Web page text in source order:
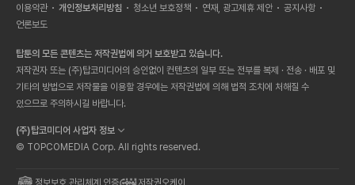
이용약관 개인정보처리방침 청소년 보호정책 연재, 광고제휴 제안
공지사항
언론보도
탑툰의 모든 콘텐츠는 저작권법에 의거 보호받고 있습니다.
저작권자 또는 (주)탑코미디어의 승인없이 컨텐츠의 일부 또는 전부를 복제 · 전송 · 배포 및
기타의 방법으로 저작물을 이용할 경우에는 저작권법에 의해 법적 조치에 처해질 수
있으므로 주의하시길 바랍니다.
(주)탑코미디어 사업자 정보
© TOPCOMEDIA Corp. All rights reserved.
정보보호 관리체계 인증 저작권오케이